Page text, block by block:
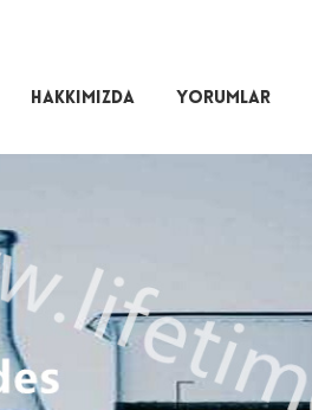
HAKKIMIZDA YORUMLAR